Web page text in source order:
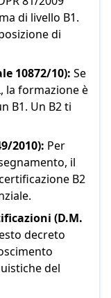
di livello B1.
di
10872/10): Se
la formazione è
B1. Un B2 ti
2010): Per
il
B2
(D.M.
decreto
del